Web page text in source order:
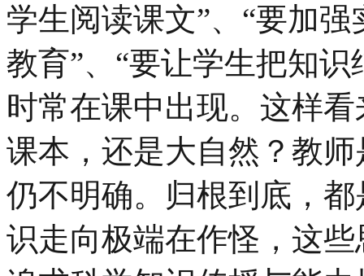
学生阅读课文”、“要加
教育”、“要让学生把知
时常在课中出现。这样
课本，还是大自然？教
仍不明确。归根到底，
识走向极端在作怪，这